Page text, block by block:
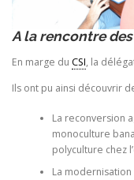
A la rencontre
En marge du CSI, la
Ils ont pu ainsi découvrir
La reconversion
monoculture
polyculture chez
La modernisation